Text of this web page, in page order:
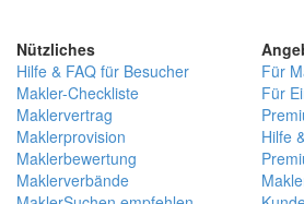
Nützliches
Hilfe & FAQ für Besucher
Makler-Checkliste
Maklervertrag
Maklerprovision
Maklerbewertung
Maklerverbände
Für
Für
Hilfe